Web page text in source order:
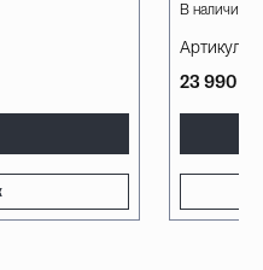
В наличии
Артикул:
23 990 ₽